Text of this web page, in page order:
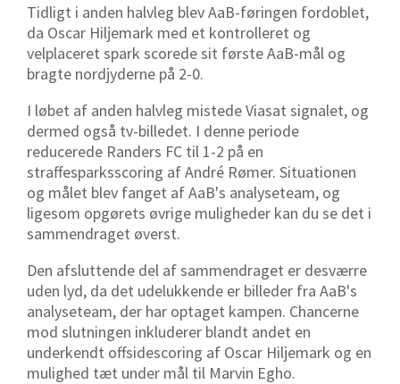
Tidligt i anden halvleg blev AaB-føringen fordoblet,
da Oscar Hiljemark med et kontrolleret og
velplaceret spark scorede sit første AaB-mål og
bragte nordjyderne på 2-0.
I løbet af anden halvleg mistede Viasat signalet, og
dermed også tv-billedet. I denne periode
reducerede Randers FC til 1-2 på en
straffesparksscoring af André Rømer. Situationen
og målet blev fanget af AaB's analyseteam, og
ligesom opgørets øvrige muligheder kan du se det i
sammendraget øverst.
Den afsluttende del af sammendraget er desværre
uden lyd, da det udelukkende er billeder fra AaB's
analyseteam, der har optaget kampen. Chancerne
mod slutningen inkluderer blandt andet en
underkendt offsidescoring af Oscar Hiljemark og en
mulighed tæt under mål til Marvin Egho.